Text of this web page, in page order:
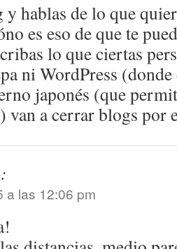
y hablas de lo que
es eso de que te
lo que ciertas
ni WordPress
japonés (que
van a cerrar blogs por
a las 12:06 pm